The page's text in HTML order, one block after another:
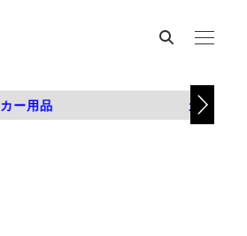
カー用品 カスタム